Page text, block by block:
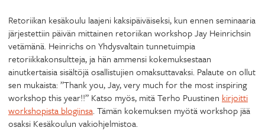
Retoriikan kesäkoulu laajeni kaksipäiväiseksi, kun ennen seminaaria
järjestettiin päivän mittainen retoriikan workshop Jay Heinrichsin
vetämänä. Heinrichs on Yhdysvaltain tunnetuimpia
retoriikkakonsultteja, ja hän ammensi kokemuksestaan
ainutkertaisia sisältöjä osallistujien omaksuttavaksi. Palaute on ollut
sen mukaista: ”Thank you, Jay, very much for the most inspiring
workshop this year!!” Katso myös, mitä Terho Puustinen kirjoitti
workshopista blogiinsa. Tämän kokemuksen myötä workshop jää
osaksi Kesäkoulun vakiohjelmistoa.